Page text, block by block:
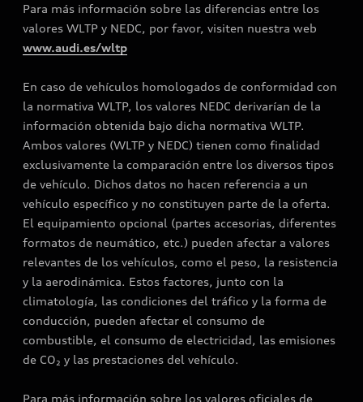
Para más información sobre las diferencias entre los
valores WLTP y NEDC, por favor, visiten nuestra web
www.audi.es/wltp
En caso de vehículos homologados de conformidad con
la normativa WLTP, los valores NEDC derivarían de la
información obtenida bajo dicha normativa WLTP.
Ambos valores (WLTP y NEDC) tienen como finalidad
exclusivamente la comparación entre los diversos tipos
de vehículo. Dichos datos no hacen referencia a un
vehículo específico y no constituyen parte de la oferta.
El equipamiento opcional (partes accesorias, diferentes
formatos de neumático, etc.) pueden afectar a valores
relevantes de los vehículos, como el peso, la resistencia
y la aerodinámica. Estos factores, junto con la
climatología, las condiciones del tráfico y la forma de
conducción, pueden afectar el consumo de
combustible, el consumo de electricidad, las emisiones
de CO₂ y las prestaciones del vehículo.
Para más información sobre los valores oficiales de